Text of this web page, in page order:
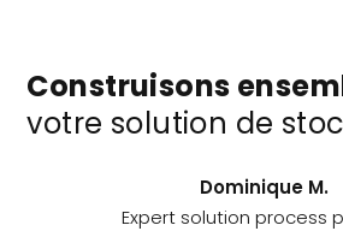
Construisons
votre solution de
Dominique M.
Expert solution process